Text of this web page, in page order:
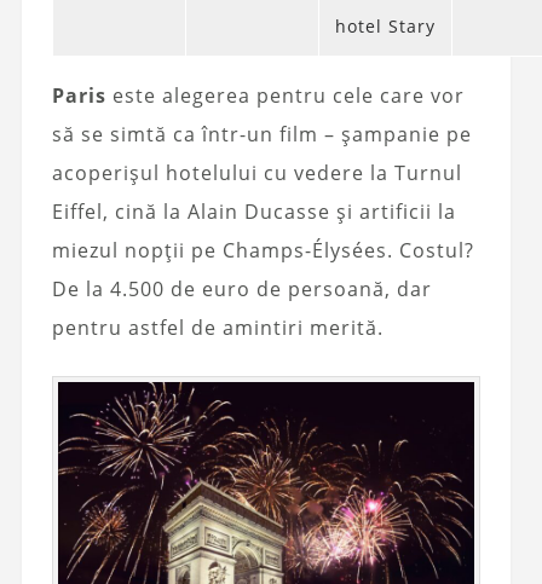
hotel Stary
Paris este alegerea pentru cele care vor
să se simtă ca într-un film – șampanie pe
acoperișul hotelului cu vedere la Turnul
Eiffel, cină la Alain Ducasse și artificii la
miezul nopții pe Champs-Élysées. Costul?
De la 4.500 de euro de persoană, dar
pentru astfel de amintiri merită.